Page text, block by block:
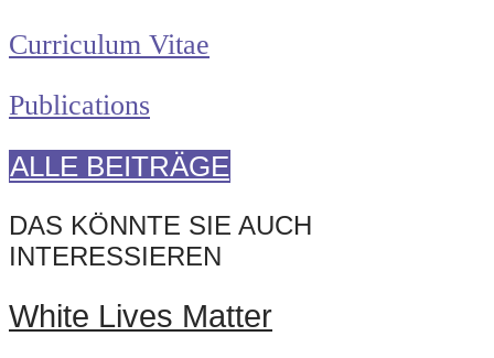
Curriculum Vitae
Publications
ALLE BEITRÄGE
DAS KÖNNTE SIE AUCH
INTERESSIEREN
White Lives Matter